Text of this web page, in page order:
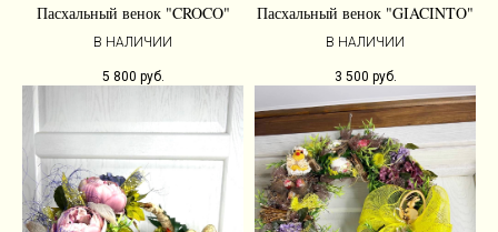
Пасхальный венок "CROCO"
В НАЛИЧИИ
5 800 руб.
Пасхальный венок "GIACINTO"
В НАЛИЧИИ
3 500 руб.